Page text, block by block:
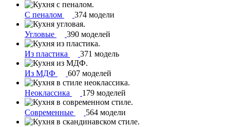
С пеналом 374 модели
Угловые 390 моделей
Из пластика 371 модель
Из МДФ 607 моделей
Неоклассика 179 моделей
Современные 564 модели